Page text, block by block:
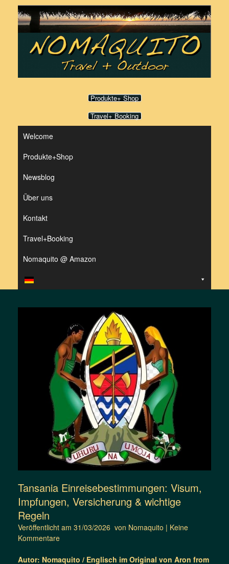
springen
Produkte+ Shop
Travel+ Booking
Welcome
Produkte+Shop
Newsblog
Über uns
Kontakt
Travel+Booking
Nomaquito @ Amazon
Tansania Einreisebestimmungen: Visum,
Impfungen, Versicherung & wichtige
Regeln
Veröffentlicht am 31/03/2026 von Nomaquito | Keine
Kommentare
Autor: Nomaquito / Englisch im Original von Aron from